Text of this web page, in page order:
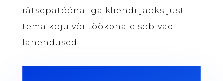
rätsepatööna iga kliendi jaoks just
tema koju või töökohale sobivad
lahendused.